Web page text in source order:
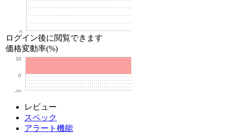
0
ログイン後に閲覧できます
価格変動率(%)
-10
0
10
レビュー
スペック
アラート機能